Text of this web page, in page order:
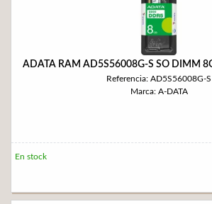
ADATA RAM AD5S56008G-S SO DIMM
Referencia: AD5S56008G-S
Marca: A-DATA
En stock